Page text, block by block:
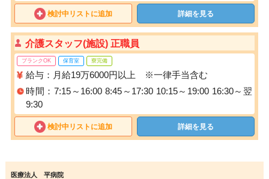
検討中リストに追加 詳細を見る
介護スタッフ(施設) 正職員
ブランクOK 保育室 寮完備
給与：月給19万6000円以上 ※一律手当含む
時間：7:15～16:00 8:45～17:30 10:15～19:00 16:30～翌
9:30
検討中リストに追加 詳細を見る
医療法人 平病院